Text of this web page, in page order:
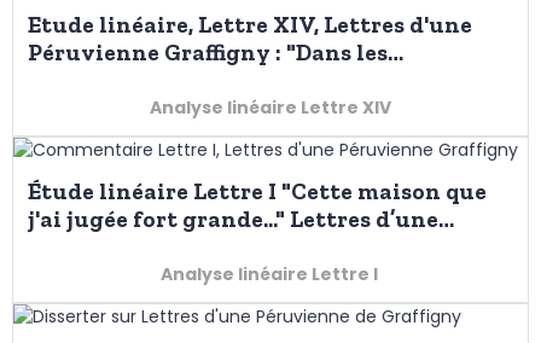
Etude linéaire, Lettre XIV, Lettres d'une
Péruvienne Graffigny : "Dans les
Analyse linéaire Lettre XIV
Étude linéaire Lettre I "Cette maison que
j'ai jugée fort grande..." Lettres d’une
Analyse linéaire Lettre I